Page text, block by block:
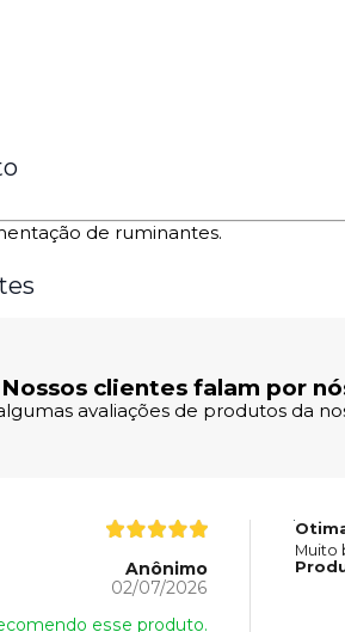
de ruminantes.
Nossos clientes falam por
avaliações de produtos da
Anônimo
02/07/2026
esse produto.
Muito